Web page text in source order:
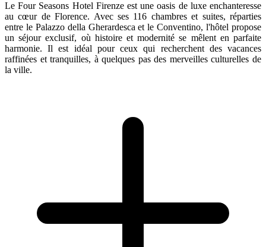
Le Four Seasons Hotel Firenze est une oasis de luxe enchanteresse
au cœur de Florence. Avec ses 116 chambres et suites, réparties
entre le Palazzo della Gherardesca et le Conventino, l'hôtel propose
un séjour exclusif, où histoire et modernité se mêlent en parfaite
harmonie. Il est idéal pour ceux qui recherchent des vacances
raffinées et tranquilles, à quelques pas des merveilles culturelles de
la ville.